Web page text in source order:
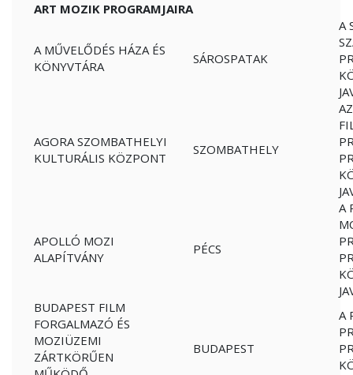
ART MOZIK PROGRAMJAIRA
A MŰVELŐDÉS HÁZA ÉS
KÖNYVTÁRA
SÁROSPATAK
A
AGORA SZOMBATHELYI
KULTURÁLIS KÖZPONT
SZOMBATHELY
APOLLÓ MOZI
ALAPÍTVÁNY
PÉCS
A
BUDAPEST FILM
FORGALMAZÓ ÉS
MOZIÜZEMI
ZÁRTKÖRŰEN
BUDAPEST
A